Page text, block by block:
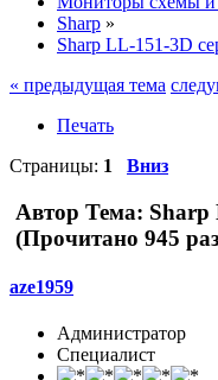
Sharp »
Sharp LL-151-3D
« предыдущая тема
Печать
Страницы: 1 Вниз
Автор Тема: Sharp
(Прочитано 945
aze1959
Администратор
Специалист